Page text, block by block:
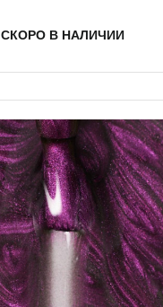
СКОРО В НАЛИЧИИ